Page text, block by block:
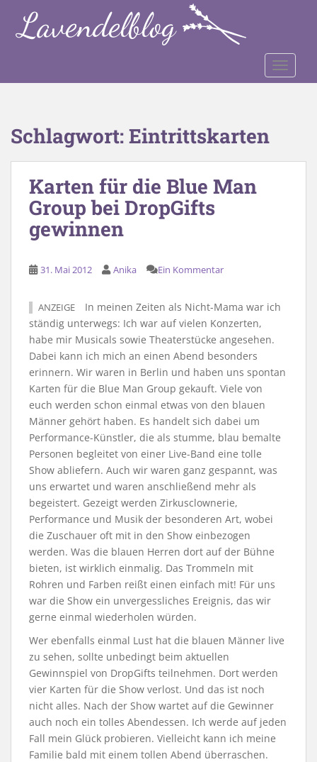
Schlagwort:Eintrittskarten
Karten für die Blue Man
Group bei DropGifts
gewinnen
31. Mai 2012 Anika Ein Kommentar
ANZEIGE
In meinen Zeiten als Nicht-Mama war ich
ständig unterwegs: Ich war auf vielen Konzerten,
habe mir Musicals sowie Theaterstücke angesehen.
Dabei kann ich mich an einen Abend besonders
erinnern. Wir waren in Berlin und haben uns spontan
Karten für die Blue Man Group gekauft. Viele von
euch werden schon einmal etwas von den blauen
Männer gehört haben. Es handelt sich dabei um
Performance-Künstler, die als stumme, blau bemalte
Personen begleitet von einer Live-Band eine tolle
Show abliefern. Auch wir waren ganz gespannt, was
uns erwartet und waren anschließend mehr als
begeistert. Gezeigt werden Zirkusclownerie,
Performance und Musik der besonderen Art, wobei
die Zuschauer oft mit in den Show einbezogen
werden. Was die blauen Herren dort auf der Bühne
bieten, ist wirklich einmalig. Das Trommeln mit
Rohren und Farben reißt einen einfach mit! Für uns
war die Show ein unvergessliches Ereignis, das wir
gerne einmal wiederholen würden.
Wer ebenfalls einmal Lust hat die blauen Männer live
zu sehen, sollte unbedingt beim aktuellen
Gewinnspiel von DropGifts teilnehmen. Dort werden
vier Karten für die Show verlost. Und das ist noch
nicht alles. Nach der Show wartet auf die Gewinner
auch noch ein tolles Abendessen. Ich werde auf jeden
Fall mein Glück probieren. Vielleicht kann ich meine
Familie bald mit einem tollen Abend überraschen.